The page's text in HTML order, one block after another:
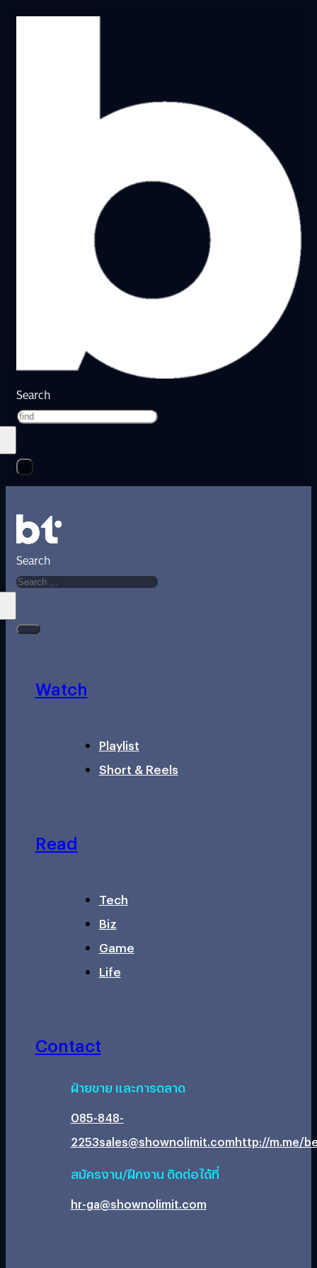
Search
Search
Watch
Playlist
Short & Reels
Read
Tech
Biz
Game
Life
Contact
ฝ่ายขาย และการตลาด
085-848-
2253sales@shownolimit.comhttp://m.me/
สมัครงาน/ฝึกงาน ติดต่อได้ที่
hr-ga@shownolimit.com